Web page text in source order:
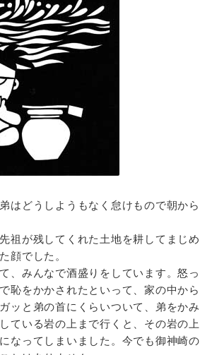
はどうしようもなく怠けもので朝から
祖が残してくれた土地を耕してまじめ
顔でした。
、みんなで酒盛りをしています。怒っ
恥をかかされたといって、家の中から
ッと弟の首にくらいついて、弟をかみ
ている岩の上まで行くと、その岩の上
なってしまいました。今でも御神崎の